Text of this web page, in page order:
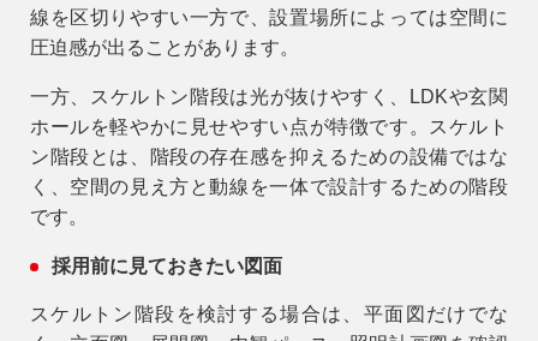
線を区切りやすい一方で、設置場所によっては空間に
圧迫感が出ることがあります。
一方、スケルトン階段は光が抜けやすく、LDKや玄関
ホールを軽やかに見せやすい点が特徴です。スケルト
ン階段とは、階段の存在感を抑えるための設備ではな
く、空間の見え方と動線を一体で設計するための階段
です。
採用前に見ておきたい図面
スケルトン階段を検討する場合は、平面図だけでな